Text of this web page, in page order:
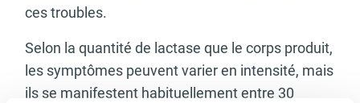
ces troubles.
Selon la quantité de lactase que le corps produit,
les symptômes peuvent varier en intensité, mais
ils se manifestent habituellement entre 30